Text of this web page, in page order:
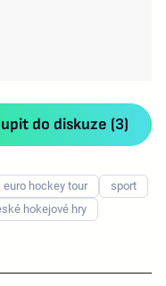
do diskuze (3)
euro hockey tour
sport
hokejové hry